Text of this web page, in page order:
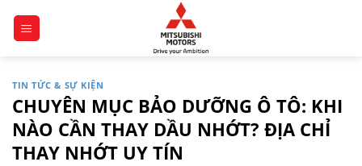
qua
TIN TỨC & SỰ KIỆN
CHUYÊN MỤC BẢO DƯỠNG Ô TÔ: KHI
NÀO CẦN THAY DẦU NHỚT? ĐỊA CHỈ
THAY NHỚT UY TÍN